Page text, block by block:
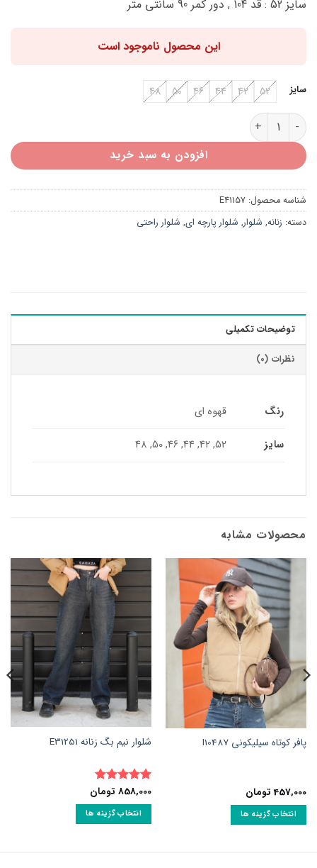
سایز 52 : قد 104 , دور کمر 90 سانتی متر
این محصول ناموجود است
سایز 52
42
44
46
50
48
شلوار تنسل E41157 عدد
افزودن به سبد خرید
شناسه محصول: E41157
دسته: زنانه, شلوار, شلوار پارچه ای, شلوار راحتی
توضیحات تکمیلی
نظرات (0)
رنگ قهوه ای
سایز 52, 42, 44, 46, 50, 48
محصولات مشابه
پافر کوتاه سیلیکونی I10487
457,000 تومان
انتخاب گزینه ها
شلوار نیم بگ زنانه E31251
نمره5از
5
858,000 تومان
انتخاب گزینه ها